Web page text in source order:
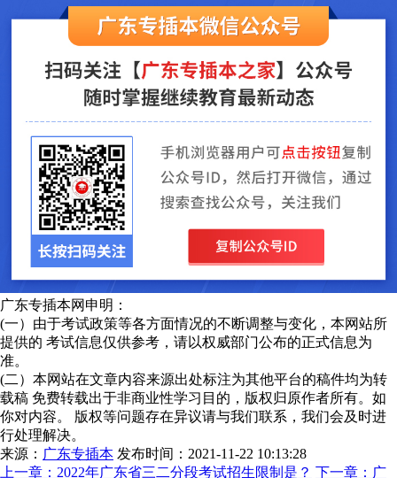
广东专插本网申明：
(一）由于考试政策等各方面情况的不断调整与变化，本网站所
提供的 考试信息仅供参考，请以权威部门公布的正式信息为
准。
(二）本网站在文章内容来源出处标注为其他平台的稿件均为转
载稿 免费转载出于非商业性学习目的，版权归原作者所有。如
你对内容。 版权等问题存在异议请与我们联系，我们会及时进
行处理解决。
来源： 广东专插本 发布时间：2021-11-22 10:13:28
上一章： 2022年广东省三二分段考试招生限制是？ 下一章： 广